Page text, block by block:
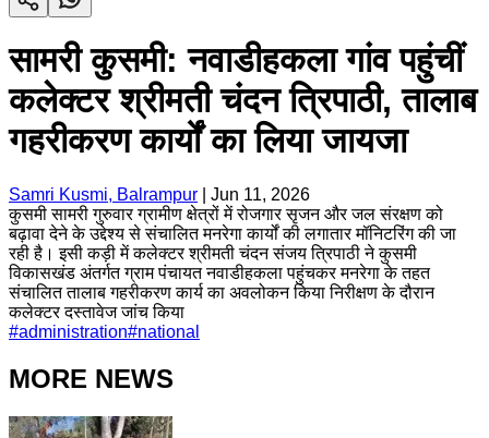
सामरी कुसमी: नवाडीहकला गांव पहुंचीं
कलेक्टर श्रीमती चंदन त्रिपाठी, तालाब
गहरीकरण कार्यों का लिया जायजा
Samri Kusmi, Balrampur
Jun 11, 2026
कुसमी सामरी गुरुवार ग्रामीण क्षेत्रों में रोजगार सृजन और जल संरक्षण को
बढ़ावा देने के उद्देश्य से संचालित मनरेगा कार्यों की लगातार मॉनिटरिंग की जा
रही है। इसी कड़ी में कलेक्टर श्रीमती चंदन संजय त्रिपाठी ने कुसमी
विकासखंड अंतर्गत ग्राम पंचायत नवाडीहकला पहुंचकर मनरेगा के तहत
संचालित तालाब गहरीकरण कार्य का अवलोकन किया निरीक्षण के दौरान
कलेक्टर दस्तावेज जांच किया
#administration#national
MORE NEWS